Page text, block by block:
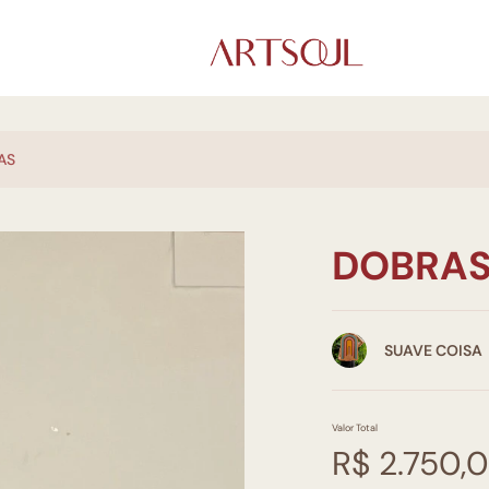
DOBRAS
SUAVE COISA
Valor Total
R$